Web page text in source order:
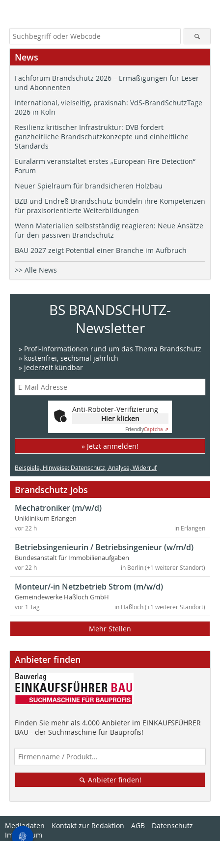
News
Fachforum Brandschutz 2026 – Ermäßigungen für Leser
und Abonnenten
International, vielseitig, praxisnah: VdS-BrandSchutzTage
2026 in Köln
Resilienz kritischer Infrastruktur: DVB fordert
ganzheitliche Brandschutzkonzepte und einheitliche
Standards
Euralarm veranstaltet erstes „European Fire Detection“
Forum
Neuer Spielraum für brandsicheren Holzbau
BZB und Endreß Brandschutz bündeln ihre Kompetenzen
für praxisorientierte Weiterbildungen
Wenn Materialien selbstständig reagieren: Neue Ansätze
für den passiven Brandschutz
BAU 2027 zeigt Potential einer Branche im Aufbruch
>> Alle News
BS BRANDSCHUTZ-
Newsletter
» Profi-Informationen rund um das Thema Brandschutz
» kostenfrei, sechsmal jährlich
» jederzeit kündbar
Anti-Roboter-Verifizierung
Hier klicken
FriendlyCaptcha ⇗
» Jetzt anmelden!
Beispiele, Hinweise: Datenschutz, Analyse, Widerruf
Brandschutz Jobs
Mechatroniker (m/w/d)
Uniklinikum Erlangen
in Erlangen
vor 22 h
Betriebsingenieurin / Betriebsingenieur (w/m/d)
Bundesanstalt für Immobilienaufgaben
in Berlin (+1 weiterer Standort)
vor 22 h
Monteur/-in Netzbetrieb Strom (m/w/d)
Gemeindewerke Haßloch GmbH
in Haßloch (+1 weiterer Standort)
vor 1 Tag
Mehr Stellen
Anbieter finden
Finden Sie mehr als 4.000 Anbieter im EINKAUFSFÜHRER
BAU - der Suchmaschine für Bauprofis!
Anbieter finden!
Mediadaten Kontakt zur Redaktion AGB
Datenschutz
Impressum